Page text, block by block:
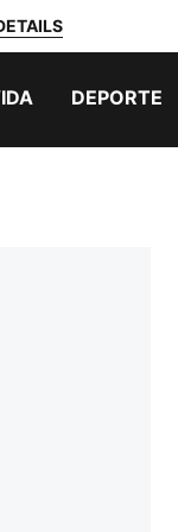
DEPORTE